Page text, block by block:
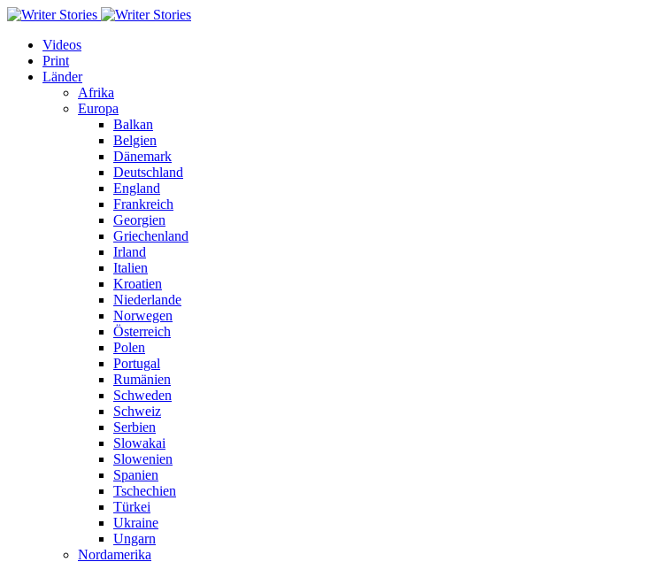
Videos
Print
Länder
Afrika
Europa
Balkan
Belgien
Dänemark
Deutschland
England
Frankreich
Georgien
Griechenland
Irland
Italien
Kroatien
Niederlande
Norwegen
Österreich
Polen
Portugal
Rumänien
Schweden
Schweiz
Serbien
Slowakai
Slowenien
Spanien
Tschechien
Türkei
Ukraine
Ungarn
Nordamerika